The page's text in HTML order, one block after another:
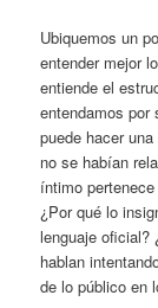
Ubiquemos un
entender mejor
entiende el
entendamos por
puede hacer
no se habían
íntimo
¿Por qué lo
lenguaje oficial?
hablan
de lo público en